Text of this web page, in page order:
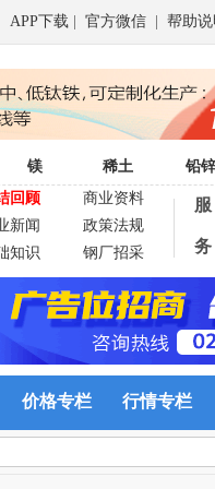
APP下载 官方微信 帮助说
镁 稀土 铅锌
回顾
商业资料
新闻
政策法规
知识
钢厂招采
服
务
价格专栏 行情专栏